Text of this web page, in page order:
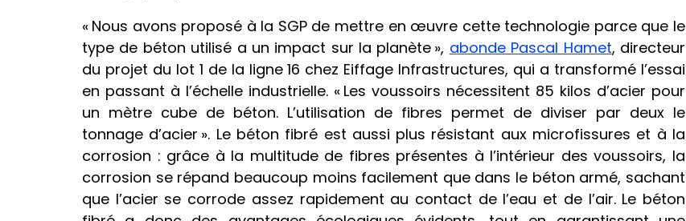
« Nous avons proposé à la SGP de mettre en œuvre cette technologie parce que le
type de béton utilisé a un impact sur la planète », abonde Pascal Hamet, directeur
du projet du lot 1 de la ligne 16 chez Eiffage Infrastructures, qui a transformé l’essai
en passant à l’échelle industrielle. « Les voussoirs nécessitent 85 kilos d’acier pour
un mètre cube de béton. L’utilisation de fibres permet de diviser par deux le
tonnage d’acier ». Le béton fibré est aussi plus résistant aux microfissures et à la
corrosion : grâce à la multitude de fibres présentes à l’intérieur des voussoirs, la
corrosion se répand beaucoup moins facilement que dans le béton armé, sachant
que l’acier se corrode assez rapidement au contact de l’eau et de l’air. Le béton